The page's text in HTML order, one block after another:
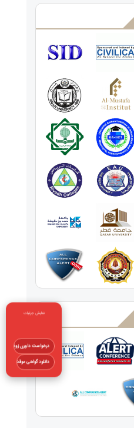
نمایش جزئیات
درخواست داوری زودهنگام
دانلود گواهی موقت